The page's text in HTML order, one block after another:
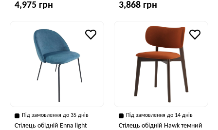
4,975 грн 3,868 грн
Під замовлення до 35 днів
Стілець обідній Enna light
Під замовлення до 14 днів
Стілець обідній Hawk темний